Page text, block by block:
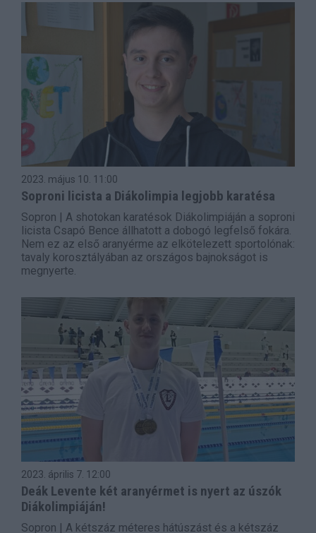
2023. május 10. 11:00
Soproni licista a Diákolimpia legjobb karatésa
Sopron | A shotokan karatésok Diákolimpiáján a soproni
licista Csapó Bence állhatott a dobogó legfelső fokára.
Nem ez az első aranyérme az elkötelezett sportolónak:
tavaly korosztályában az országos bajnokságot is
megnyerte.
2023. április 7. 12:00
Deák Levente két aranyérmet is nyert az úszók
Diákolimpiáján!
Sopron | A kétszáz méteres hátúszást és a kétszáz